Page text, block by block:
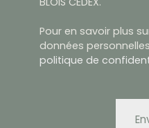
Pour en savoir plus
données
politique de